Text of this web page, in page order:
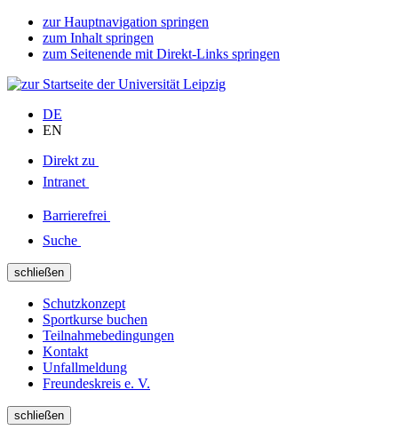
zur Hauptnavigation springen
zum Inhalt springen
zum Seitenende mit Direkt-Links springen
DE
EN
Direkt zu
Intranet
Barrierefrei
Suche
schließen
Schutzkonzept
Sportkurse buchen
Teilnahmebedingungen
Kontakt
Unfallmeldung
Freundeskreis e. V.
schließen